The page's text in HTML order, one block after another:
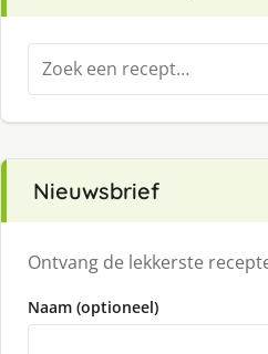
Zoeken
naar:
Nieuwsbrief
Ontvang de lekkerste
Naam (optioneel)